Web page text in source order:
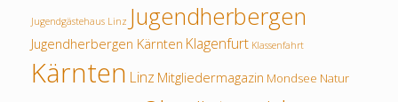
Jugendgästehaus Linz Jugendherbergen
Jugendherbergen Kärnten Klagenfurt Klassenfahrt
Kärnten Linz Mitgliedermagazin Mondsee Natur